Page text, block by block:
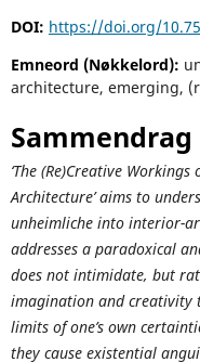
DOI: https://doi.org/
Emneord (Nøkkelord):
architecture, emerging,
Sammendrag
‘The (Re)Creative
Architecture’ aims to
unheimliche into interior-
addresses a paradoxical
does not intimidate, but
imagination and creativity
limits of one’s own
they cause existential